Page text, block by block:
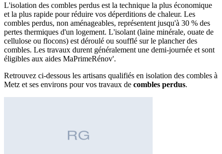
L'isolation des combles perdus est la technique la plus économique
et la plus rapide pour réduire vos déperditions de chaleur. Les
combles perdus, non aménageables, représentent jusqu'à 30 % des
pertes thermiques d'un logement. L'isolant (laine minérale, ouate de
cellulose ou flocons) est déroulé ou soufflé sur le plancher des
combles. Les travaux durent généralement une demi-journée et sont
éligibles aux aides MaPrimeRénov'.
Retrouvez ci-dessous les artisans qualifiés en isolation des combles à
Metz et ses environs pour vos travaux de combles perdus.